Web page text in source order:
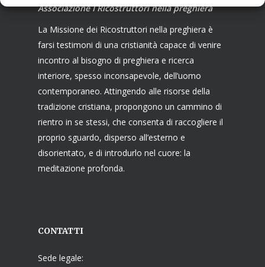
Associazione I Ricostruttori nella preghiera
La Missione dei Ricostruttori nella preghiera è
farsi testimoni di una cristianità capace di venire
incontro al bisogno di preghiera e ricerca
interiore, spesso inconsapevole, dell’uomo
contemporaneo. Attingendo alle risorse della
tradizione cristiana, propongono un cammino di
rientro in se stessi, che consenta di raccogliere il
proprio sguardo, disperso all’esterno e
disorientato, e di introdurlo nel cuore: la
meditazione profonda.
CONTATTI
Sede legale: